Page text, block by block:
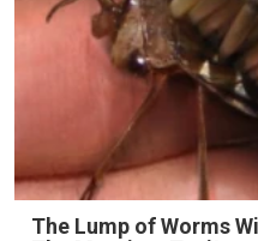
The Lump of Worms